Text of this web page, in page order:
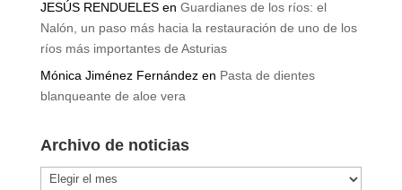
JESÚS RENDUELESen Guardianes de los ríos: el
Nalón, un paso más hacia la restauración de uno de los
ríos más importantes de Asturias
Mónica Jiménez Fernándezen Pasta de dientes
blanqueante de aloe vera
Archivo de noticias
Archivo